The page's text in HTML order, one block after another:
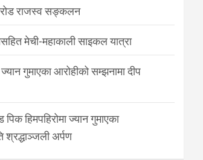
राजस्व सङ्कलन
मेची-महाकाली साइकल यात्रा
ज्यान गुमाएका आरोहीको सम्झनामा दीप
हिमपहिरोमा ज्यान गुमाएका
श्रद्धाञ्जली अर्पण